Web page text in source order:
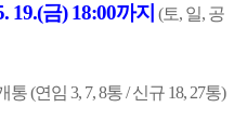
19.(금) 18:00까지 (토, 일, 공
(연임 3, 7, 8통 / 신규 18, 27통)